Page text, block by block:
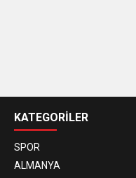
siteleri
KATEGORİLER
SPOR
ALMANYA